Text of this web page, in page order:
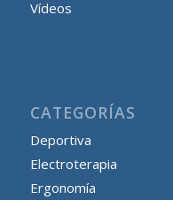
Vídeos
CATEGORÍAS
Deportiva
Electroterapia
Ergonomía